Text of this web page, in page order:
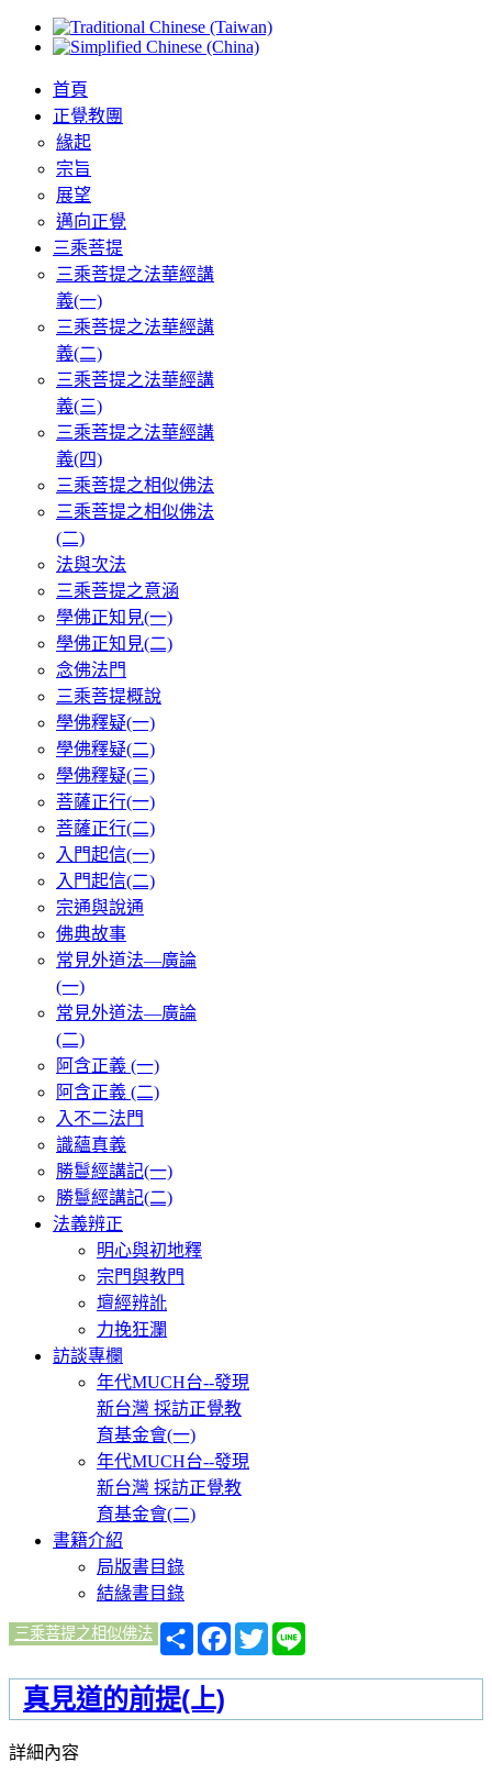
首頁
正覺教團
緣起
宗旨
展望
邁向正覺
三乘菩提
三乘菩提之法華經講
義(一)
三乘菩提之法華經講
義(二)
三乘菩提之法華經講
義(三)
三乘菩提之法華經講
義(四)
三乘菩提之相似佛法
三乘菩提之相似佛法
(二)
法與次法
三乘菩提之意涵
學佛正知見(一)
學佛正知見(二)
念佛法門
三乘菩提概說
學佛釋疑(一)
學佛釋疑(二)
學佛釋疑(三)
菩薩正行(一)
菩薩正行(二)
入門起信(一)
入門起信(二)
宗通與說通
佛典故事
常見外道法—廣論
(一)
常見外道法—廣論
(二)
阿含正義 (一)
阿含正義 (二)
入不二法門
識蘊真義
勝鬘經講記(一)
勝鬘經講記(二)
法義辨正
明心與初地釋
宗門與教門
壇經辨訛
力挽狂瀾
訪談專欄
年代MUCH台--發現
新台灣 採訪正覺教
育基金會(一)
年代MUCH台--發現
新台灣 採訪正覺教
育基金會(二)
書籍介紹
局版書目錄
結緣書目錄
三乘菩提之相似佛法
分
享
Facebook
Twitter
真見道的前提(上)
詳細內容